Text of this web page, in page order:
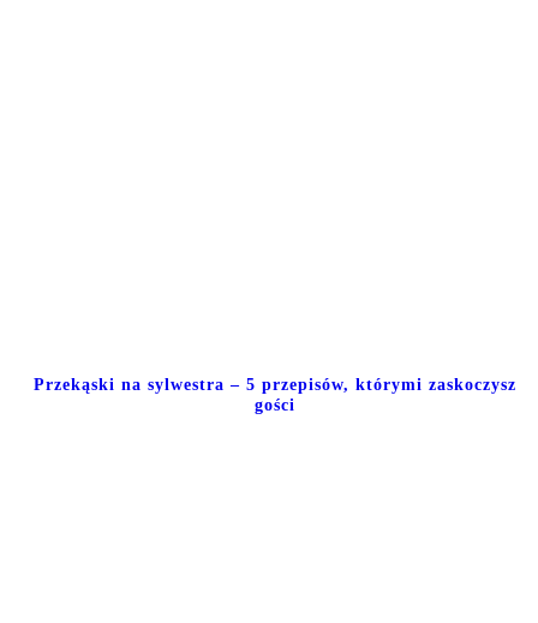
Przekąski na sylwestra – 5 przepisów, którymi zaskoczysz
gości